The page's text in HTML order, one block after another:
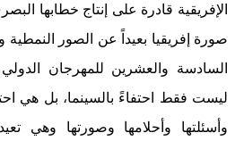
الإفريقية قادرة على إنتاج خطابها
صورة إفريقيا بعيداً عن الصور النمطية
السادسة والعشرين للمهرجان الدولي
ليست فقط احتفاءً بالسينما، بل هي
وأسئلتها وأحلامها وصورتها وهي